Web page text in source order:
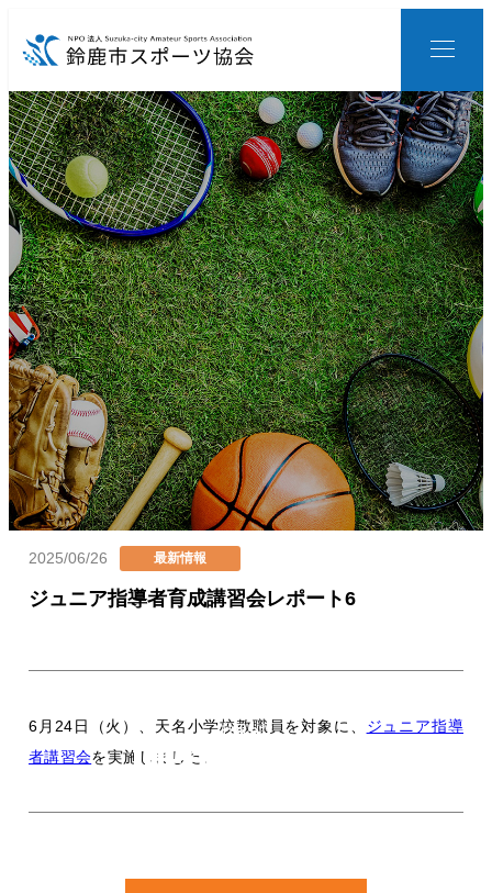
コ
ン
テ
ン
ツ
へ
移
動
お知らせ
ジュニア指導者育成講習会レポート6
投稿日
2025/06/26 カテゴリー
最新情報
6月24日（火）、天名小学校教職員を対象に、 ジュニア指導
者講習会を実施しました。